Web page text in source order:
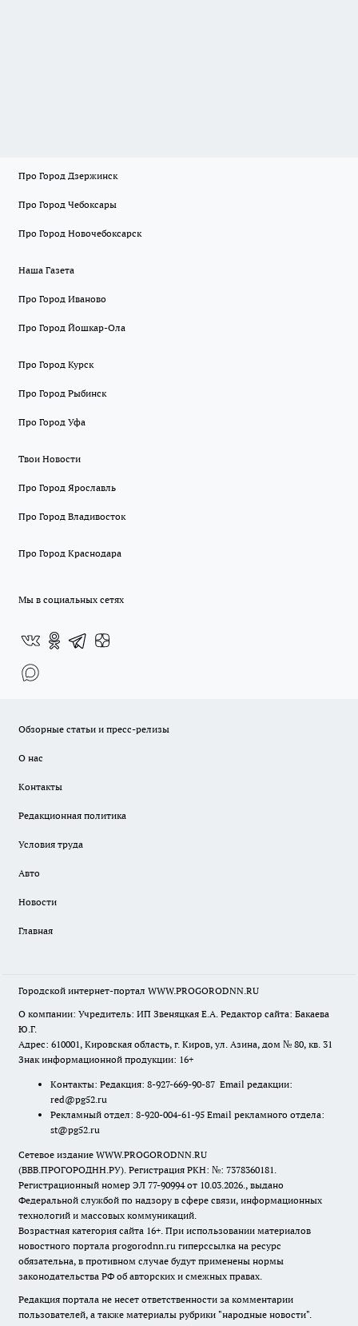
Про Город Дзержинск
Про Город Чебоксары
Про Город Новочебоксарск
Наша Газета
Про Город Иваново
Про Город Йошкар-Ола
Про Город Курск
Про Город Рыбинск
Про Город Уфа
Твои Новости
Про Город Ярославль
Про Город Владивосток
Про Город Краснодара
Мы в социальных сетях
Обзорные статьи и пресс-релизы
О нас
Контакты
Редакционная политика
Условия труда
Авто
Новости
Главная
Городской интернет-портал WWW.PROGORODNN.RU
О компании: Учредитель: ИП Звеняцкая Е.А. Редактор сайта: Бакаева
Ю.Г.
Адрес: 610001, Кировская область, г. Киров, ул. Азина, дом № 80, кв. 31
Знак информационной продукции: 16+
Контакты: Редакция: 8-927-669-90-87 Email редакции:
red@pg52.ru
Рекламный отдел: 8-920-004-61-95 Email рекламного отдела:
st@pg52.ru
Сетевое издание WWW.PROGORODNN.RU
(ВВВ.ПРОГОРОДНН.РУ). Регистрация РКН: №: 7378360181.
Регистрационный номер ЭЛ 77-90994 от 10.03.2026., выдано
Федеральной службой по надзору в сфере связи, информационных
технологий и массовых коммуникаций.
Возрастная категория сайта 16+. При использовании материалов
новостного портала progorodnn.ru гиперссылка на ресурс
обязательна, в противном случае будут применены нормы
законодательства РФ об авторских и смежных правах.
Редакция портала не несет ответственности за комментарии
пользователей, а также материалы рубрики "народные новости".